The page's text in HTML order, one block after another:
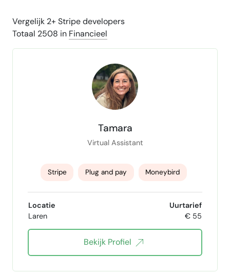
Vergelijk 2+ Stripe developers
Totaal 2508 in Financieel
Tamara
Virtual Assistant
Stripe Plug and pay Moneybird
Locatie
Laren
Uurtarief
€ 55
Bekijk Profiel